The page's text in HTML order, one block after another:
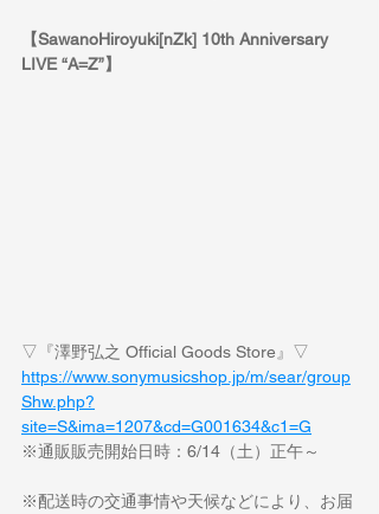
【SawanoHiroyuki[nZk] 10th Anniversary
LIVE “A=Z”】
▽『澤野弘之 Official Goods Store』▽
https://www.sonymusicshop.jp/m/sear/group
Shw.php?
site=S&ima=1207&cd=G001634&c1=G
※通販販売開始日時：6/14（土）正午～
※配送時の交通事情や天候などにより、お届